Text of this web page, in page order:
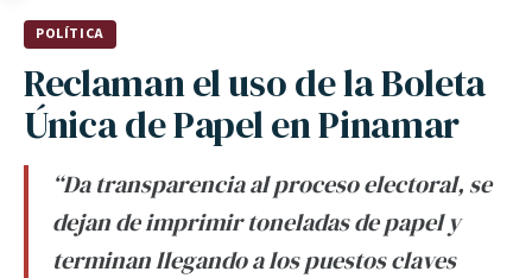
POLÍTICA
Reclaman el uso de la Boleta
Única de Papel en Pinamar
“Da transparencia al proceso electoral, se
dejan de imprimir toneladas de papel y
terminan llegando a los puestos claves